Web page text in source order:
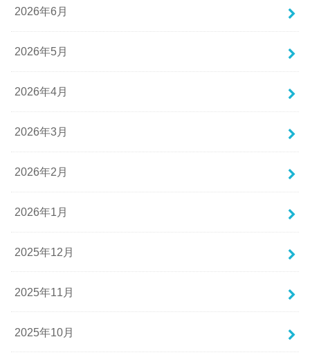
2026年6月
2026年5月
2026年4月
2026年3月
2026年2月
2026年1月
2025年12月
2025年11月
2025年10月